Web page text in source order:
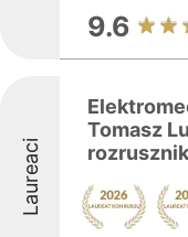
9.6
Laureaci
Tomasz